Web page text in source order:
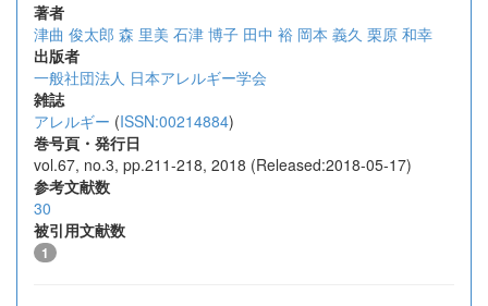
著者
津曲 俊太郎 森 里美 石津 博子 田中 裕 岡本 義久 栗原 和幸
出版者
一般社団法人 日本アレルギー学会
雑誌
アレルギー (ISSN:00214884)
巻号頁・発行日
vol.67, no.3, pp.211-218, 2018 (Released:2018-05-17)
参考文献数
30
被引用文献数
1